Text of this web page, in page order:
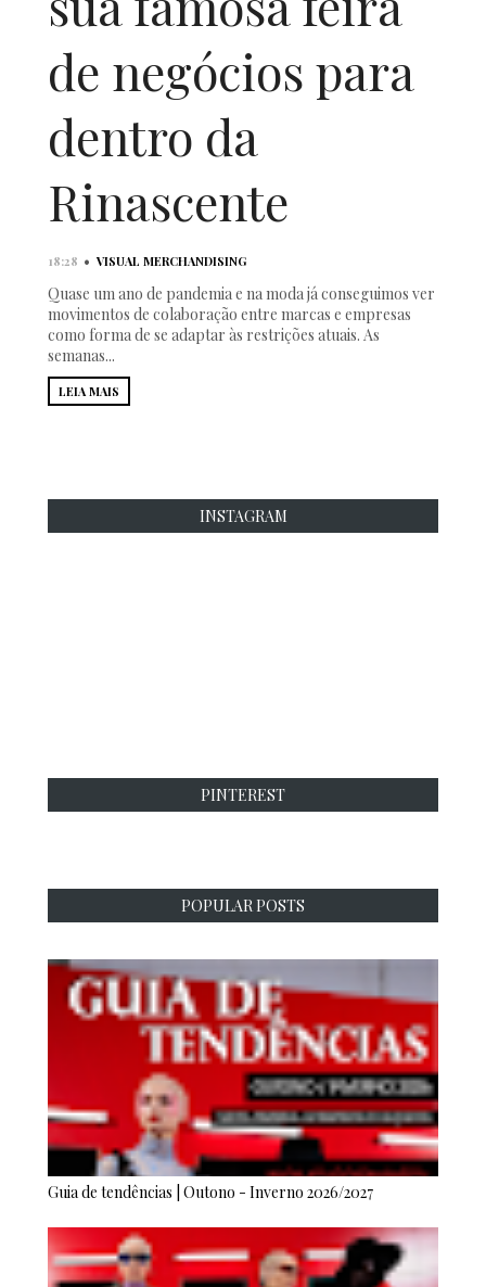
de negócios para
dentro da
Rinascente
18:28 • VISUAL MERCHANDISING
Quase um ano de pandemia e na moda já conseguimos ver
movimentos de colaboração entre marcas e empresas
como forma de se adaptar às restrições atuais. As
semanas...
LEIA MAIS
INSTAGRAM
PINTEREST
POPULAR POSTS
Guia de tendências | Outono - Inverno 2026/2027